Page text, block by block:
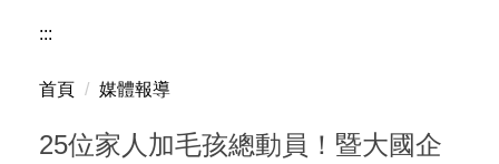
:::
首頁 媒體報導
25位家人加毛孩總動員！暨大國企